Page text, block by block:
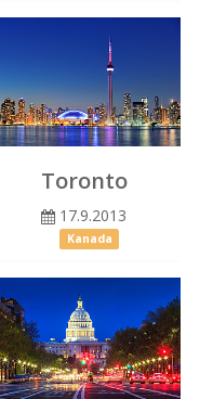
Toronto
17.9.2013
Kanada